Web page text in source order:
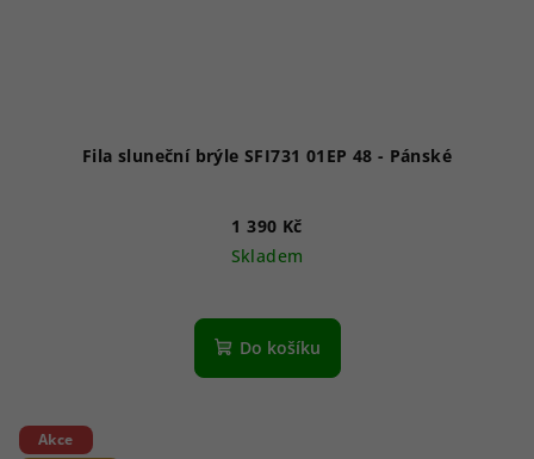
Fila sluneční brýle SFI731 01EP 48 - Pánské
1 390 Kč
Skladem
Do košíku
Akce